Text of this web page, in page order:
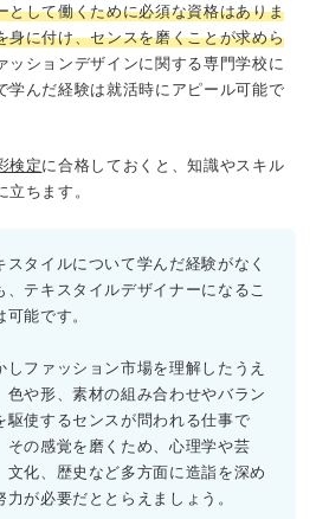
として働くために必須な資格はありま
身に付け、センスを磨くことが求めら
ッションデザインに関する専門学校に
学んだ経験は就活時にアピール可能で
検定に合格しておくと、知識やスキル
ちます。
スタイルについて学んだ経験がなく
、テキスタイルデザイナーになるこ
可能です。
しファッション市場を理解したうえ
色や形、素材の組み合わせやバラン
駆使するセンスが問われる仕事で
その感覚を磨くため、心理学や芸
文化、歴史など多方面に造詣を深め
力が必要だととらえましょう。